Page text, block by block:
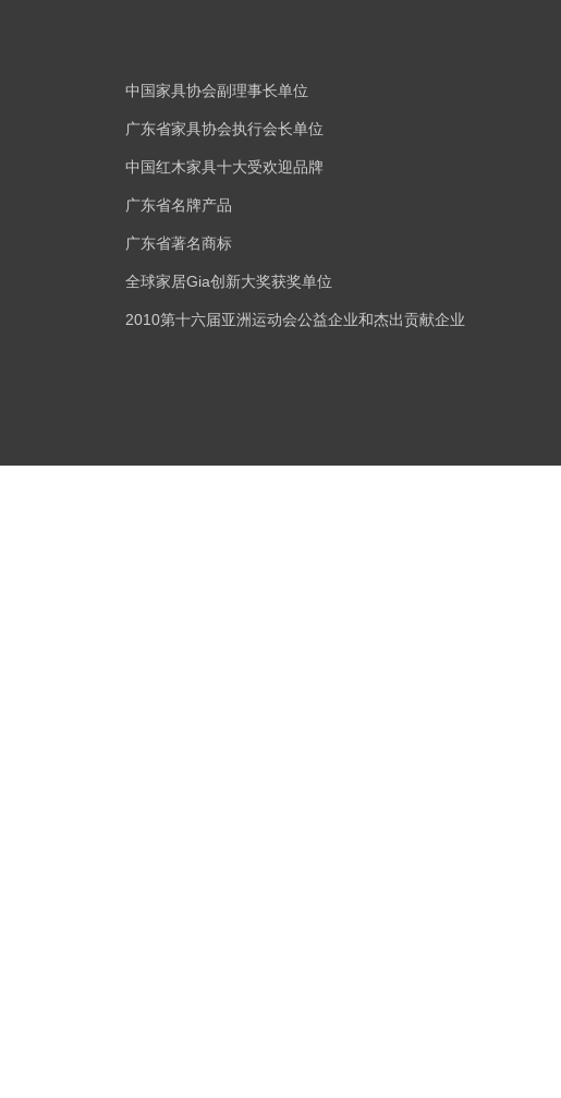
中国家具协会副理事长单位
广东省家具协会执行会长单位
中国红木家具十大受欢迎品牌
广东省名牌产品
广东省著名商标
全球家居Gia创新大奖获奖单位
2010第十六届亚洲运动会公益企业和杰出贡献企业